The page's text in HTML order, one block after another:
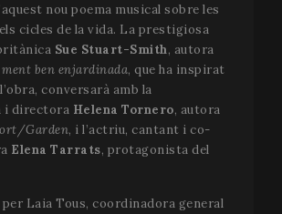
nou poema musical sobre les
cicles de la vida. La prestigiosa
Sue Stuart-Smith, autora
ben enjardinada, que ha inspirat
conversarà amb la
i directora Helena Tornero, autora
Garden, i l’actriu, cantant i co-
Elena Tarrats, protagonista del
Laia Tous, coordinadora general